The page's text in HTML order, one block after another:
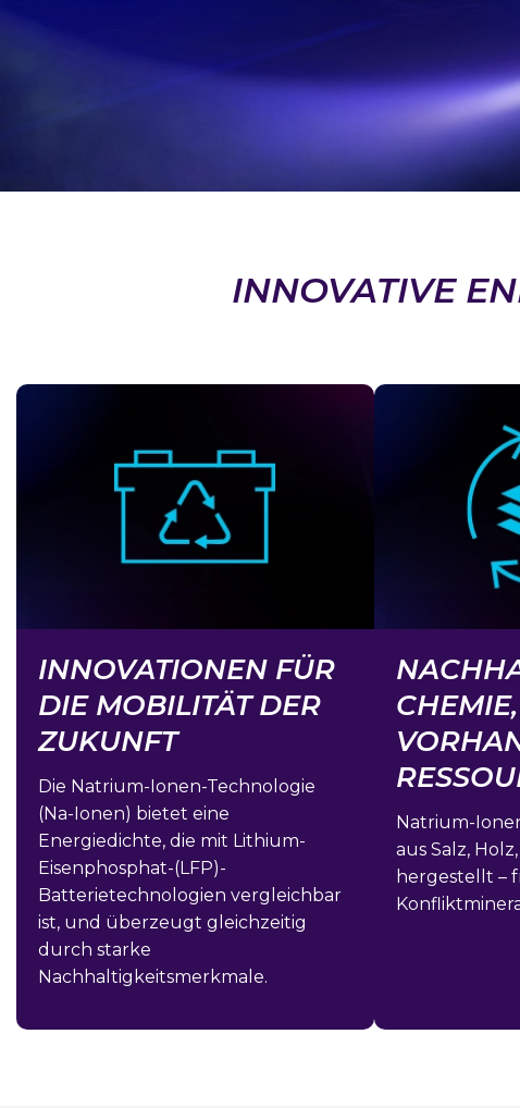
INNOVATIVE
INNOVATIONEN FÜR
DIE MOBILITÄT DER
ZUKUNFT
Die Natrium-Ionen-Technologie
(Na-Ionen) bietet eine
Energiedichte, die mit Lithium-
Eisenphosphat-(LFP)-
Batterietechnologien vergleichbar
ist, und überzeugt gleichzeitig
durch starke
Nachhaltigkeitsmerkmale.
Natrium-
aus Salz,
hergestellt –